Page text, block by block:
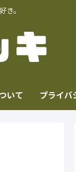
き。
いて プライバ